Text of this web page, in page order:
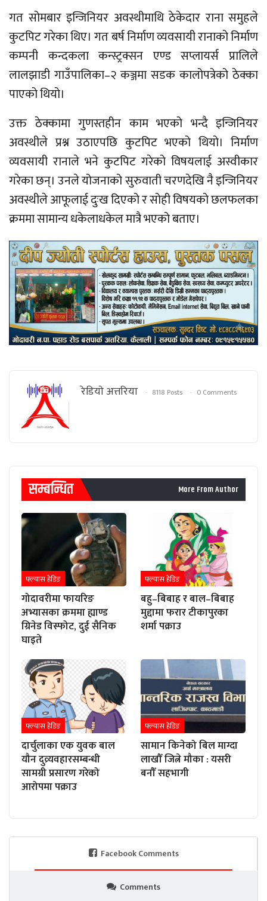
गत सोमबार इन्जिनियर अवस्थीमाथि ठेकेदार राना समुहले
कुटपिट गरेका थिए। गत बर्ष निर्माण व्यवसायी रानाको निर्माण
कम्पनी कन्दकला कन्स्ट्रक्सन एण्ड सप्लायर्स प्रालिले
लालझाडी गाउँपालिका–२ कञ्जमा सडक कालोपत्रेको ठेक्का
पाएको थियो।
उक्त ठेक्कामा गुणस्तहीन काम भएको भन्दै इन्जिनियर
अवस्थीले प्रश्न उठाएपछि कुटपिट भएको थियो। निर्माण
व्यवसायी रानाले भने कुटपिट गरेको विषयलाई अस्वीकार
गरेका छन्। उनले योजनाको सुरुवाती चरणदेखि नै इन्जिनियर
अवस्थीले आफूलाई दुःख दिएको र सोही विषयको छलफलका
क्रममा सामान्य धकेलाधकेल मात्रै भएको बताए।
रेडियाे अत्तरिया 8118 Posts 0 Comments
सम्बन्धित More From Author
फ्ल्यास हेडिङ
गोदावरीमा फायरिङ
अभ्यासका क्रममा ह्याण्ड
ग्रिनेड विस्फोट, दुई सैनिक
घाइते
फ्ल्यास हेडिङ
बहु–बिबाह र बाल–बिबाह
मुद्दामा फरार टीकापुरका
शर्मा पक्राउ
फ्ल्यास हेडिङ
दार्चुलाका एक युवक बाल
यौन दुव्र्यवहारसम्बन्धी
सामग्री प्रसारण गरेको
आरोपमा पक्राउ
फ्ल्यास हेडिङ
सामान किनेको बिल माग्दा
लाखौँ जित्ने मौका : यसरी
बनौँ सहभागी
Facebook Comments
Comments